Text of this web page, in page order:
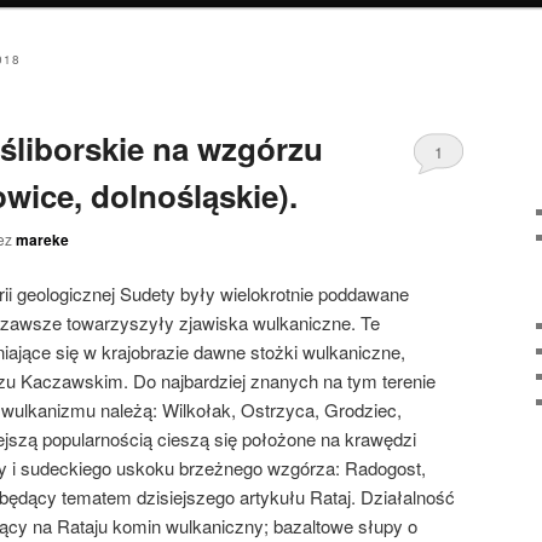
na wzgórzu
dolnośląskie).
mareke
1
geologicznej Sudety były wielokrotnie poddawane
towarzyszyły zjawiska wulkaniczne. Te
się w krajobrazie dawne stożki wulkaniczne,
Kaczawskim. Do najbardziej znanych na tym terenie
należą: Wilkołak, Ostrzyca, Grodziec,
popularnością cieszą się położone na krawędzi
i sudeckiego uskoku brzeżnego wzgórza: Radogost,
tematem dzisiejszego artykułu Rataj. Działalność
na Rataju komin wulkaniczny; bazaltowe słupy o